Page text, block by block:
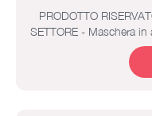
PRODOTTO
SETTORE - Maschera